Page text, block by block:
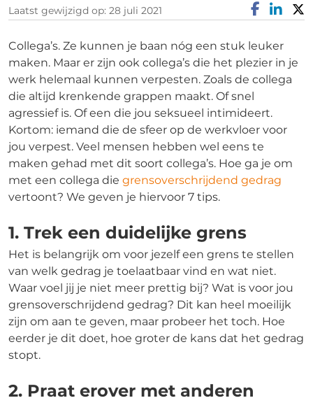
Laatst gewijzigd op: 28 juli 2021
Collega’s. Ze kunnen je baan nóg een stuk leuker
maken. Maar er zijn ook collega’s die het plezier in je
werk helemaal kunnen verpesten. Zoals de collega
die altijd krenkende grappen maakt. Of snel
agressief is. Of een die jou seksueel intimideert.
Kortom: iemand die de sfeer op de werkvloer voor
jou verpest. Veel mensen hebben wel eens te
maken gehad met dit soort collega’s. Hoe ga je om
met een collega die grensoverschrijdend gedrag
vertoont? We geven je hiervoor 7 tips.
1. Trek een duidelijke grens
Het is belangrijk om voor jezelf een grens te stellen
van welk gedrag je toelaatbaar vind en wat niet.
Waar voel jij je niet meer prettig bij? Wat is voor jou
grensoverschrijdend gedrag? Dit kan heel moeilijk
zijn om aan te geven, maar probeer het toch. Hoe
eerder je dit doet, hoe groter de kans dat het gedrag
stopt.
2. Praat erover met anderen